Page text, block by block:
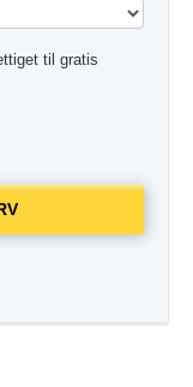
til gratis